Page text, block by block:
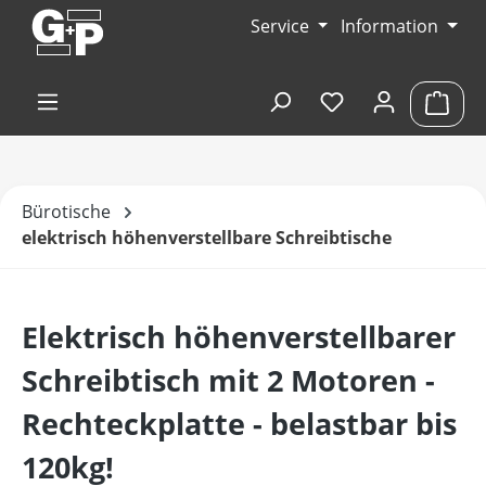
Zum Hauptinhalt springen Service Information
Du hast 0
Bürotische
elektrisch höhenverstellbare Schreibtische
Elektrisch höhenverstellbarer
Schreibtisch mit 2 Motoren -
Rechteckplatte - belastbar bis
120kg!